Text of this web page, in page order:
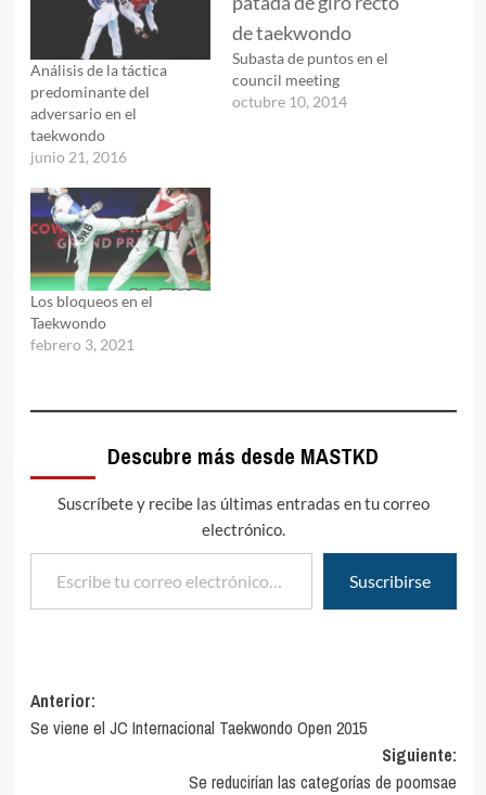
Análisis de la táctica
predominante del
adversario en el
taekwondo
junio 21, 2016
Subasta de puntos en el
council meeting
octubre 10, 2014
Los bloqueos en el
Taekwondo
febrero 3, 2021
Descubre más desde MASTKD
Suscríbete y recibe las últimas entradas en tu correo
electrónico.
Escribe tu correo electrónico…
Suscribirse
Navegación
de
Anterior:
Se viene el JC Internacional Taekwondo Open 2015
Siguiente:
Se reducirían las categorías de poomsae